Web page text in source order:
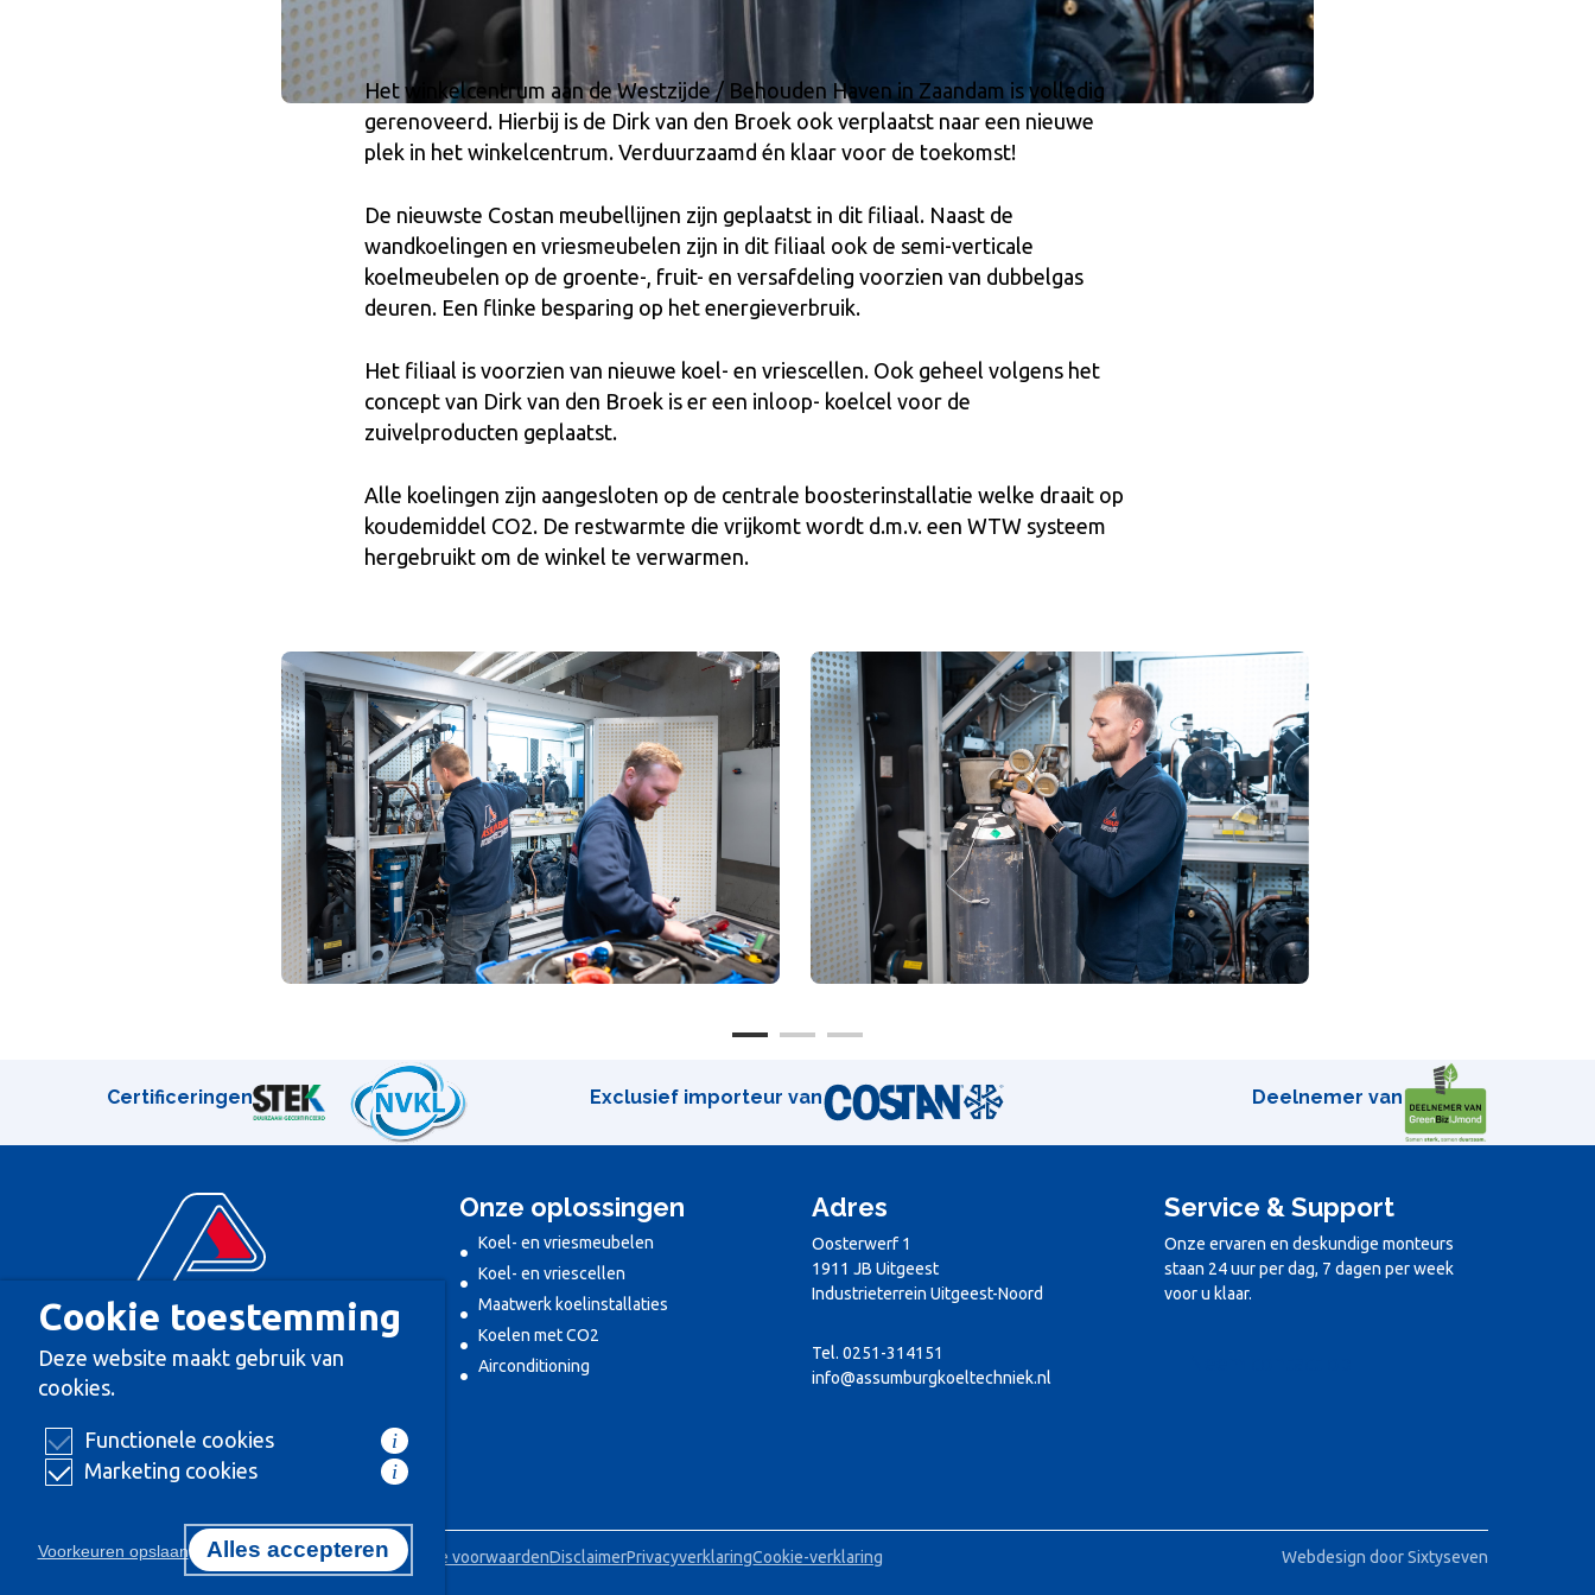
Het winkelcentrum aan de Westzijde / Behouden Haven in Zaandam is volledig
gerenoveerd. Hierbij is de Dirk van den Broek ook verplaatst naar een nieuwe
plek in het winkelcentrum. Verduurzaamd én klaar voor de toekomst!
De nieuwste Costan meubellijnen zijn geplaatst in dit filiaal. Naast de
wandkoelingen en vriesmeubelen zijn in dit filiaal ook de semi-verticale
koelmeubelen op de groente-, fruit- en versafdeling voorzien van dubbelgas
deuren. Een flinke besparing op het energieverbruik.
Het filiaal is voorzien van nieuwe koel- en vriescellen. Ook geheel volgens het
concept van Dirk van den Broek is er een inloop- koelcel voor de
zuivelproducten geplaatst.
Alle koelingen zijn aangesloten op de centrale boosterinstallatie welke draait op
koudemiddel CO2. De restwarmte die vrijkomt wordt d.m.v. een WTW systeem
hergebruikt om de winkel te verwarmen.
Certificeringen Exclusief importeur van Deelnemer van
Onze oplossingen
Koel- en vriesmeubelen
Koel- en vriescellen
Maatwerk koelinstallaties
Koelen met CO2
Airconditioning
Adres
Oosterwerf 1
1911 JB Uitgeest
Industrieterrein Uitgeest-Noord
Tel. 0251-314151
info@assumburgkoeltechniek.nl
Service & Support
Onze ervaren en deskundige monteurs
staan 24 uur per dag, 7 dagen per week
voor u klaar.
© 2025 Alle rechten voorbehouden.Algemene voorwaardenDisclaimerPrivacyverklaringCookie-verklaring Webdesign door Sixtyseven
Cookie toestemming
Deze website maakt gebruik van
cookies.
Functionele cookies
i
Marketing cookies
i
Voorkeuren opslaan Alles accepteren